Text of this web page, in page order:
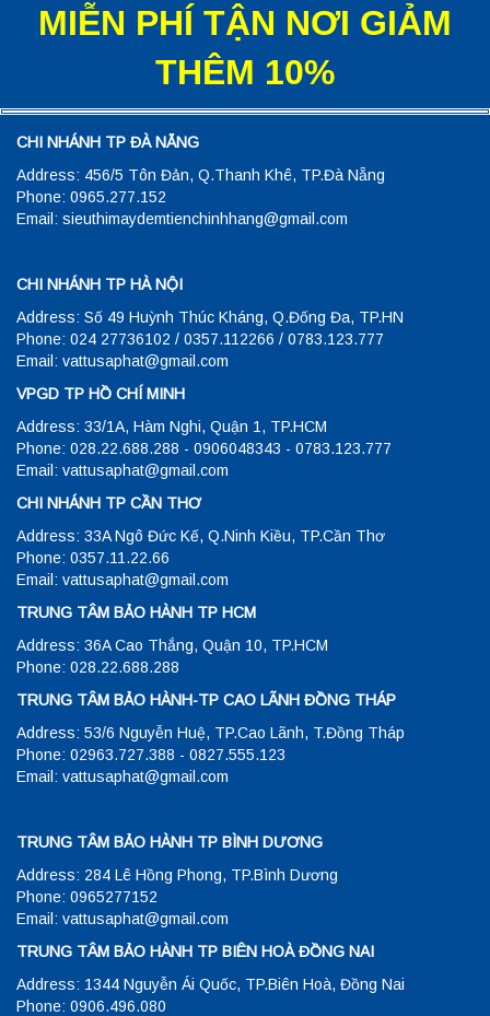
MIỄN PHÍ TẬN NƠI GIẢM
THÊM 10%
CHI NHÁNH TP ĐÀ NẴNG
Address: 456/5 Tôn Đản, Q.Thanh Khê, TP.Đà Nẵng
Phone: 0965.277.152
Email: sieuthimaydemtienchinhhang@gmail.com
CHI NHÁNH TP HÀ NỘI
Address: Số 49 Huỳnh Thúc Kháng, Q.Đống Đa, TP.HN
Phone: 024 27736102 / 0357.112266 / 0783.123.777
Email: vattusaphat@gmail.com
VPGD TP HỒ CHÍ MINH
Address: 33/1A, Hàm Nghi, Quận 1, TP.HCM
Phone: 028.22.688.288 - 0906048343 - 0783.123.777
Email: vattusaphat@gmail.com
CHI NHÁNH TP CẦN THƠ
Address: 33A Ngô Đức Kế, Q.Ninh Kiều, TP.Cần Thơ
Phone: 0357.11.22.66
Email: vattusaphat@gmail.com
TRUNG TÂM BẢO HÀNH TP HCM
Address: 36A Cao Thắng, Quận 10, TP.HCM
Phone: 028.22.688.288
TRUNG TÂM BẢO HÀNH-TP CAO LÃNH ĐỒNG THÁP
Address: 53/6 Nguyễn Huệ, TP.Cao Lãnh, T.Đồng Tháp
Phone: 02963.727.388 - 0827.555.123
Email: vattusaphat@gmail.com
TRUNG TÂM BẢO HÀNH TP BÌNH DƯƠNG
Address: 284 Lê Hồng Phong, TP.Bình Dương
Phone: 0965277152
Email: vattusaphat@gmail.com
TRUNG TÂM BẢO HÀNH TP BIÊN HOÀ ĐỒNG NAI
Address: 1344 Nguyễn Ái Quốc, TP.Biên Hoà, Đồng Nai
Phone: 0906.496.080